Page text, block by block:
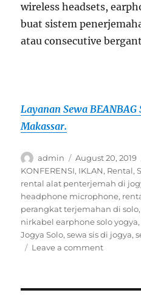
wireless headsets,
buat sistem
atau consecutive
Layanan Sewa
Makassar.
Author
admin
Posted
on
August 20, 2019
KONFERENSI, IKLAN, Rental,
rental alat penterjemah di
headphone microphone,
perangkat terjemahan di solo
nirkabel earphone solo yogya
Jogya Solo,sewa sis di jogya,
Leave a commenton